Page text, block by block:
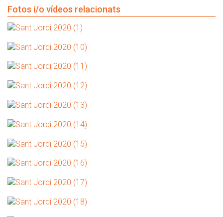
Fotos i/o vídeos relacionats